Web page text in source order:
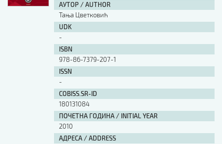
АУТОР / AUTHOR
Тања Цветковић
UDK
-
ISBN
978-86-7379-207-1
ISSN
-
COBISS.SR-ID
180131084
ПОЧЕТНА ГОДИНА / INITIAL YEAR
2010
АДРЕСА / ADDRESS